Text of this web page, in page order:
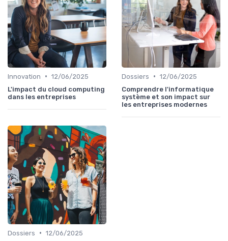
Innovation • 12/06/2025
L'impact du cloud computing
dans les entreprises
Dossiers • 12/06/2025
Comprendre l'informatique
système et son impact sur
les entreprises modernes
Dossiers • 12/06/2025